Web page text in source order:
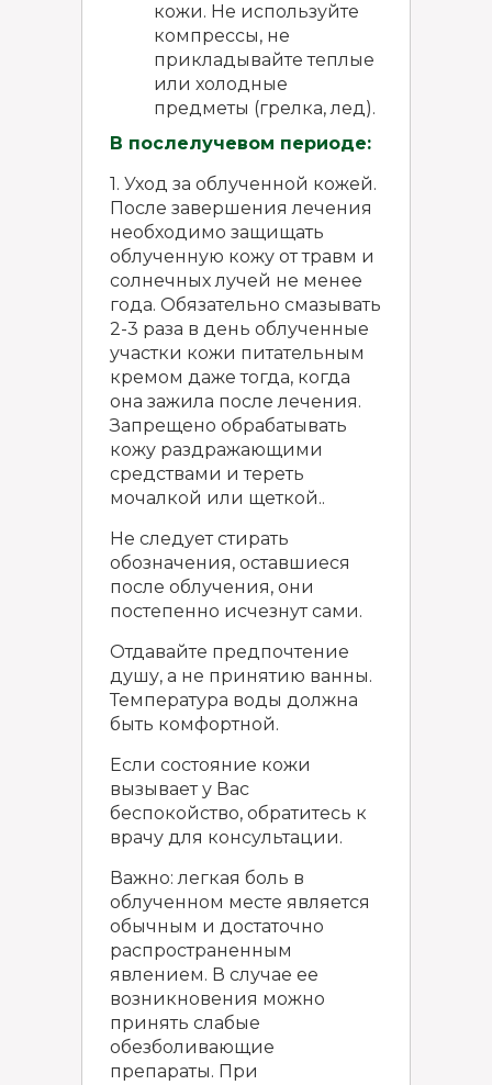
кожи. Не используйте
компрессы, не
прикладывайте теплые
или холодные
предметы (грелка, лед).
В послелучевом периоде:
1. Уход за облученной кожей.
После завершения лечения
необходимо защищать
облученную кожу от травм и
солнечных лучей не менее
года. Обязательно смазывать
2-3 раза в день облученные
участки кожи питательным
кремом даже тогда, когда
она зажила после лечения.
Запрещено обрабатывать
кожу раздражающими
средствами и тереть
мочалкой или щеткой..
Не следует стирать
обозначения, оставшиеся
после облучения, они
постепенно исчезнут сами.
Отдавайте предпочтение
душу, а не принятию ванны.
Температура воды должна
быть комфортной.
Если состояние кожи
вызывает у Вас
беспокойство, обратитесь к
врачу для консультации.
Важно: легкая боль в
облученном месте является
обычным и достаточно
распространенным
явлением. В случае ее
возникновения можно
принять слабые
обезболивающие
препараты. При